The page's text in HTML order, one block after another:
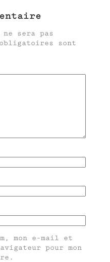
sera pas
obligatoires sont
mon e-mail et
pour mon